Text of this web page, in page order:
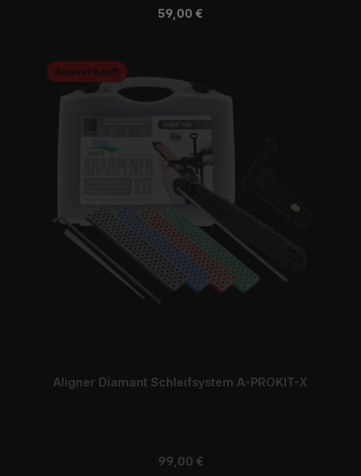
Regulärer Preis:
59,00 €
Ausverkauft
Aligner Diamant Schleifsystem A-PROKIT-X
Regulärer Preis:
99,00 €